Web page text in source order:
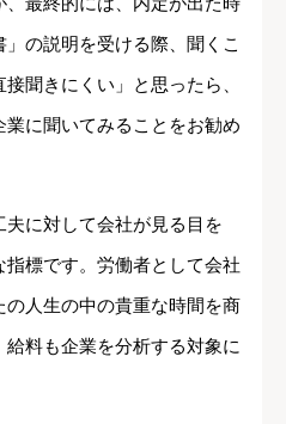
の説明を受ける際、聞くこ
聞きにくい」と思ったら、
に聞いてみることをお勧め
に対して会社が見る目を
標です。労働者として会社
の人生の中の貴重な時間を商
料も企業を分析する対象に